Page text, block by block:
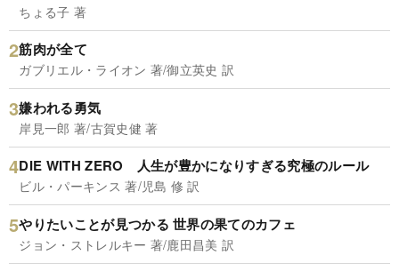
ちょる子 著
筋肉が全て
ガブリエル・ライオン 著/御立英史 訳
嫌われる勇気
岸見一郎 著/古賀史健 著
DIE WITH ZERO 人生が豊かになりすぎる究極のルール
ビル・パーキンス 著/児島 修 訳
やりたいことが見つかる 世界の果てのカフェ
ジョン・ストレルキー 著/鹿田昌美 訳